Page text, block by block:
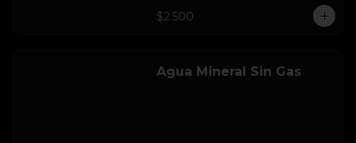
$2.500
Agua Mineral Sin Gas